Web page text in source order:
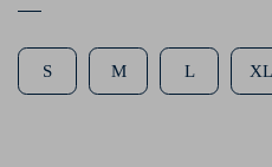
S M L XL